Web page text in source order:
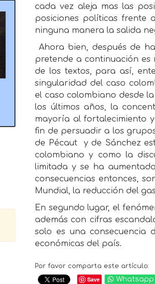
cada vez aleja mas las
posiciones políticas frente
ninguna manera la salida
Ahora bien, después de
pretende a continuación es
de los textos, para así,
singularidad del caso
el caso colombiano desde
los últimos años, la
mayoría al fortalecimiento
fin de persuadir a los
de Pécaut
y de Sánchez
colombiano y como la
limitada y se ha
consecuencias entonces,
Mundial, la reducción del
En segundo lugar, el
además con cifras
solo es una consecuencia
económicas del país.
Por favor comparta este artículo:
Save Whatsapp